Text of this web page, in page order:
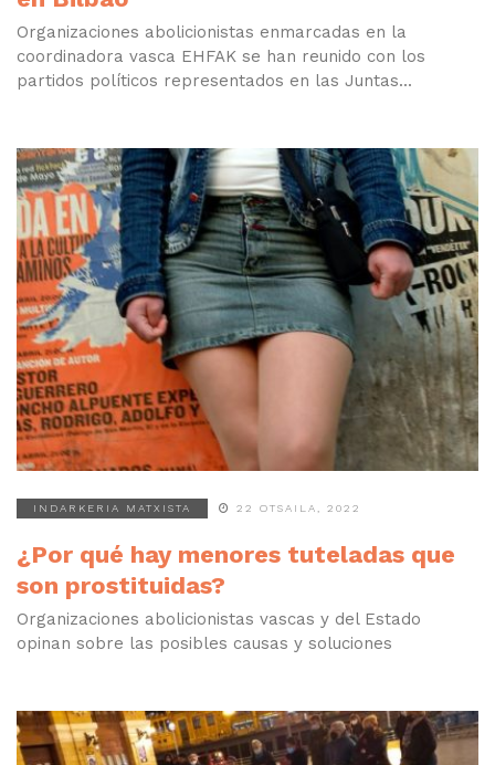
Organizaciones abolicionistas enmarcadas en la
coordinadora vasca EHFAK se han reunido con los
partidos políticos representados en las Juntas...
INDARKERIA MATXISTA 22 OTSAILA, 2022
¿Por qué hay menores tuteladas que
son prostituidas?
Organizaciones abolicionistas vascas y del Estado
opinan sobre las posibles causas y soluciones